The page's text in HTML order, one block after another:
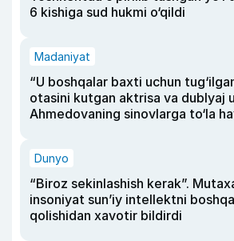
6 kishiga sud hukmi o‘qildi
Madaniyat
“U boshqalar baxti uchun
otasini kutgan aktrisa va dublyaj
Ahmedovaning sinovlarga to‘la
Dunyo
“Biroz sekinlashish kerak”.
insoniyat sun’iy intellektni
qolishidan xavotir bildirdi